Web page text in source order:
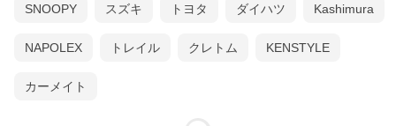
SNOOPY スズキ トヨタ ダイハツ Kashimura
NAPOLEX トレイル クレトム KENSTYLE
カーメイト